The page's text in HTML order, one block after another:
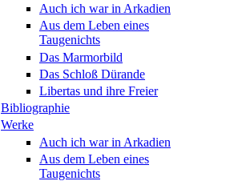
Auch ich war in Arkadien
Aus dem Leben eines
Taugenichts
Das Marmorbild
Das Schloß Dürande
Libertas und ihre Freier
Bibliographie
Werke
Auch ich war in Arkadien
Aus dem Leben eines
Taugenichts